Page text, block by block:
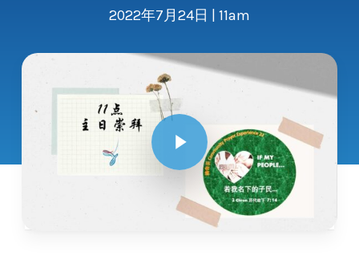
2022年7月24日 | 11am
Play Video